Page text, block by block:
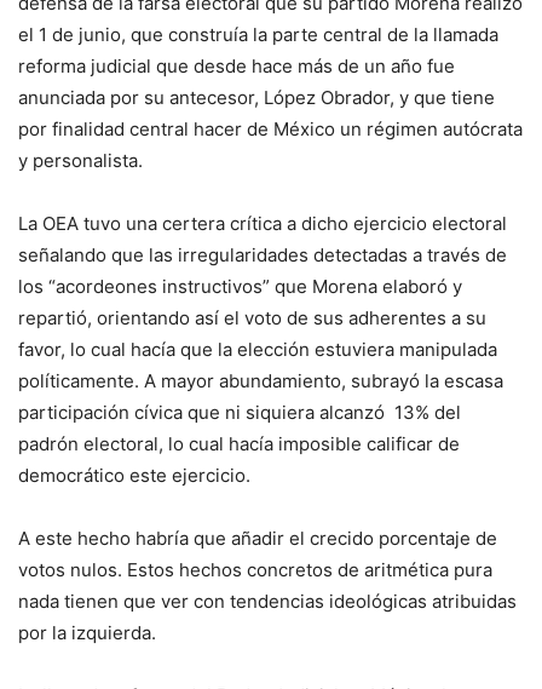
el 1 de junio, que construía la parte central de la llamada
reforma judicial que desde hace más de un año fue
anunciada por su antecesor, López Obrador, y que tiene
por finalidad central hacer de México un régimen autócrata
y personalista.
La OEA tuvo una certera crítica a dicho ejercicio electoral
señalando que las irregularidades detectadas a través de
los “acordeones instructivos” que Morena elaboró y
repartió, orientando así el voto de sus adherentes a su
favor, lo cual hacía que la elección estuviera manipulada
políticamente. A mayor abundamiento, subrayó la escasa
participación cívica que ni siquiera alcanzó 13% del
padrón electoral, lo cual hacía imposible calificar de
democrático este ejercicio.
A este hecho habría que añadir el crecido porcentaje de
votos nulos. Estos hechos concretos de aritmética pura
nada tienen que ver con tendencias ideológicas atribuidas
por la izquierda.